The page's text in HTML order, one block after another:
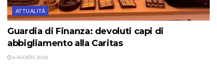
ATTUALITÀ
Guardia di Finanza: devoluti capi di
abbigliamento alla Caritas
6 AGOSTO, 2026